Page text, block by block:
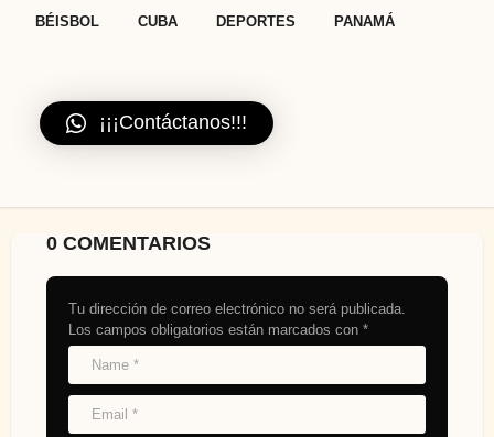
BÉISBOL CUBA DEPORTES PANAMÁ
¡¡¡Contáctanos!!!
0 COMENTARIOS
Tu dirección de correo electrónico no será publicada.
Los campos obligatorios están marcados con *